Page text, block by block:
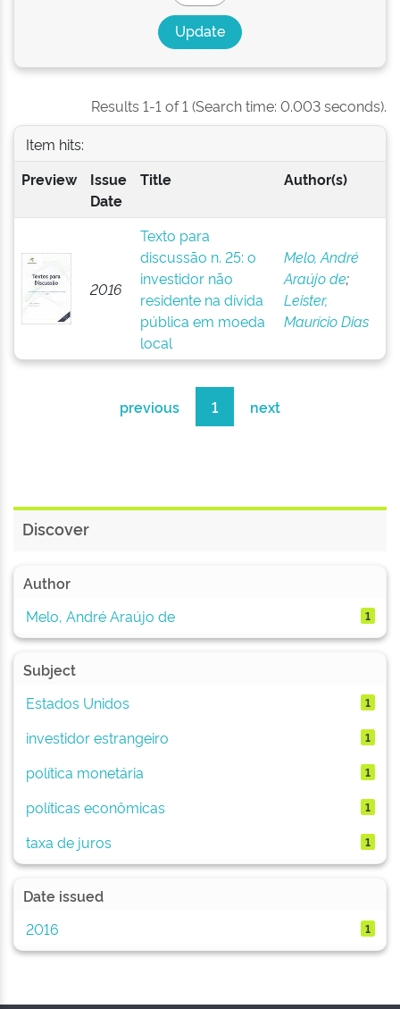
Results 1-1 of 1 (Search time: 0.003 seconds).
Item hits:
Preview
Issue
Date
Title Author(s)
2016
Texto para
discussão n. 25: o
investidor não
residente na dívida
pública em moeda
local
Melo, André
Araújo de;
Leister,
Maurício Dias
previous 1 next
Discover
Author
Melo, André Araújo de
1
Subject
Estados Unidos
1
investidor estrangeiro 1
política monetária 1
políticas econômicas 1
taxa de juros 1
Date issued
2016
1